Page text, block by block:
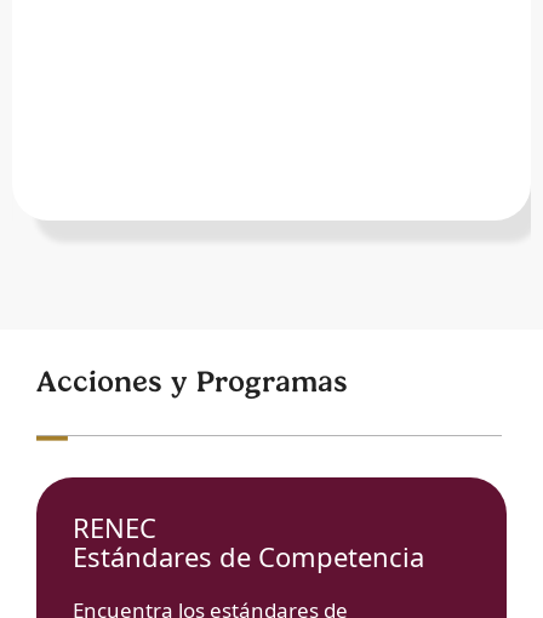
Acciones y Programas
RENEC
Estándares de Competencia
Encuentra los estándares de